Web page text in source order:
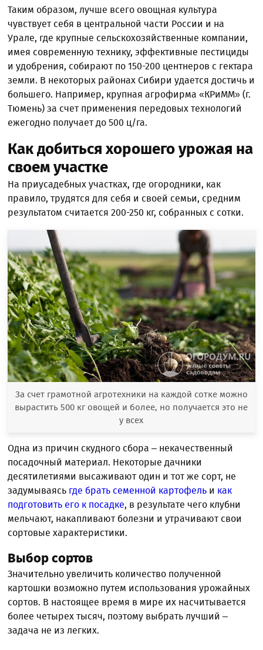
Таким образом, лучше всего овощная культура
чувствует себя в центральной части России и на
Урале, где крупные сельскохозяйственные компании,
имея современную технику, эффективные пестициды
и удобрения, собирают по 150-200 центнеров с гектара
земли. В некоторых районах Сибири удается достичь и
большего. Например, крупная агрофирма «КРиММ» (г.
Тюмень) за счет применения передовых технологий
ежегодно получает до 500 ц/га.
Как добиться хорошего урожая на
своем участке
На приусадебных участках, где огородники, как
правило, трудятся для себя и своей семьи, средним
результатом считается 200-250 кг, собранных с сотки.
За счет грамотной агротехники на каждой сотке можно
вырастить 500 кг овощей и более, но получается это не
у всех
Одна из причин скудного сбора – некачественный
посадочный материал. Некоторые дачники
десятилетиями высаживают один и тот же сорт, не
задумываясь где брать семенной картофель и как
подготовить его к посадке, в результате чего клубни
мельчают, накапливают болезни и утрачивают свои
сортовые характеристики.
Выбор сортов
Значительно увеличить количество полученной
картошки возможно путем использования урожайных
сортов. В настоящее время в мире их насчитывается
более четырех тысяч, поэтому выбрать лучший –
задача не из легких.